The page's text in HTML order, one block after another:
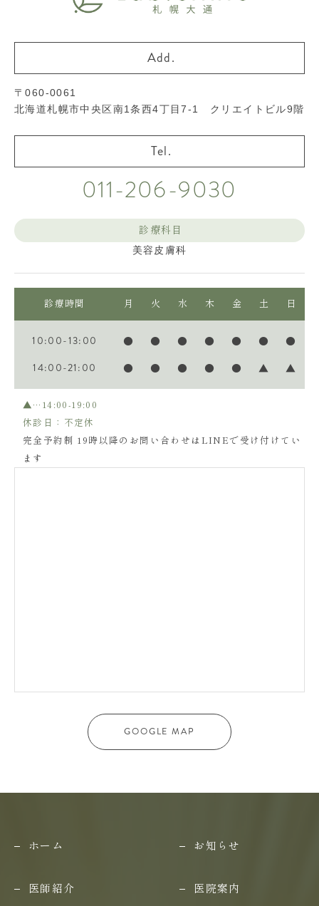
〒060-0061
北海道札幌市中央区南1条西4丁目7-1 クリエイトビル9階
011-206-9030
診療科目
美容皮膚科
診療時間 月 火 水 木 金 土 日
10:00-13:00 ● ● ● ● ● ● ●
14:00-21:00 ● ● ● ● ● ▲ ▲
▲…14:00-19:00
休診日：不定休
完全予約制 19時以降のお問い合わせはLINEで受け付けてい
ます
GOOGLE MAP
ホーム お知らせ
医師紹介 医院案内